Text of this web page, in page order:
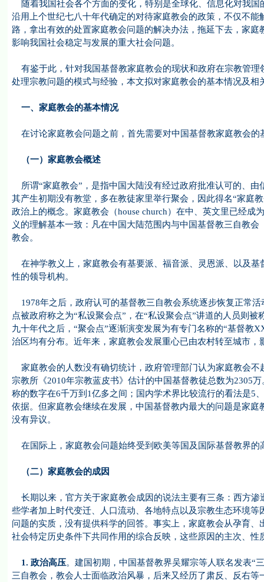
随着我国社会各个方面的变化，特别是全球化、信息化对我
沿用上个世纪七八十年代确定的对待家庭教会的政策，不仅不
路，拿出有效的处置家庭教会问题的解决办法，拖延下去，家
影响我国社会稳定与发展的重大社会问题。
有鉴于此，针对我国基督教家庭教会的现状和政府在宗教管
处理宗教问题的模式与经验，本文拟对家庭教会的基本情况及
一、家庭教会的基本情况
在讨论家庭教会问题之前，首先需要对中国基督教家庭教会
（一）家庭教会概述
所谓“家庭教会”，是指中国大陆没有经过政府批准认可的、由
其产生初期没有教堂，多在教徒家里举行聚会，因此得名“家庭
政治上的概念。家庭教会（house church）在中、英文里已经
义的理解基本一致：凡在中国大陆范围内与中国基督教三自教
教会。
在神学教义上，家庭教会有基要派、福音派、灵恩派、以及
性的领导机构。
1978年之后，政府认可的基督教三自教会系统逐步恢复正常
点被政府称之为“私设聚会点”，在“私设聚会点”讲道的人员则
九十年代之后，“聚会点”逐渐演变发展为有专门名称的“基督教
治区均有分布。近年来，家庭教会发展重心已由农村转至城市
家庭教会的人数没有确切统计，政府管理部门认为家庭教会不
宗教所《2010年宗教蓝皮书》估计的中国基督教徒总数为2305
称的数字在6千万到1亿多之间；国内学术界比较流行的看法是5
依据。但家庭教会继续在发展，中国基督教内最大的问题是家
没有异议。
在国际上，家庭教会问题始终受到欧美等国及国际基督教界
（二）家庭教会的成因
长期以来，官方关于家庭教会成因的说法主要有三条：西方
些学者加上时代变迁、人口流动、各地特点以及宗教生态环境
问题的实质，没有提供科学的回答。事实上，家庭教会从孕育
社会特定历史条件下共同作用的综合反映，这些原因的主次、
1. 政治高压。建国初期，中国基督教界吴耀宗等人联名发表“
三自教会，教会人士面临政治风暴，后来又经历了肃反、反右